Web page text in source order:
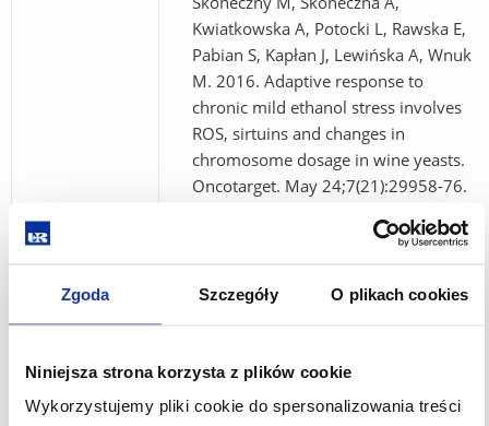
Zgoda Szczegóły O plikach cookies
Niniejsza strona korzysta z plików cookie
Wykorzystujemy pliki cookie do spersonalizowania treści
Kwiatkowska A, Potocki L, Rawska E,
Pabian S, Kapłan J, Lewińska A, Wnuk
M. 2016. Adaptive response to
chronic mild ethanol stress involves
ROS, sirtuins and changes in
chromosome dosage in wine yeasts.
Oncotarget. May 24;7(21):29958-76.
Adamczyk J, Deręgowska A, Panek A,
Affected chromosome homeostasis
18. IF2016 = 3.764. MNiSW2016 = 25.
Adamczyk J, Deręgowska A,